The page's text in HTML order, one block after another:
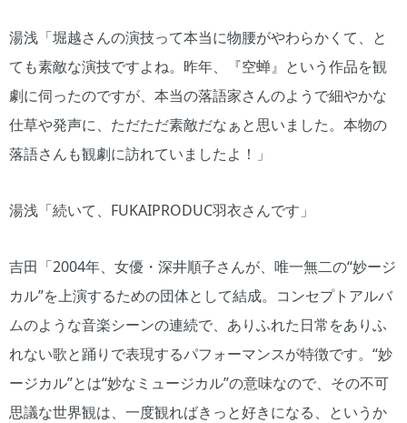
湯浅「堀越さんの演技って本当に物腰がやわらかくて、と
ても素敵な演技ですよね。昨年、『空蝉』という作品を観
劇に伺ったのですが、本当の落語家さんのようで細やかな
仕草や発声に、ただただ素敵だなぁと思いました。本物の
落語さんも観劇に訪れていましたよ！」
湯浅「続いて、FUKAIPRODUC羽衣さんです」
吉田「2004年、女優・深井順子さんが、唯一無二の“妙ージ
カル”を上演するための団体として結成。コンセプトアルバ
ムのような音楽シーンの連続で、ありふれた日常をありふ
れない歌と踊りで表現するパフォーマンスが特徴です。“妙
ージカル”とは“妙なミュージカル”の意味なので、その不可
思議な世界観は、一度観ればきっと好きになる、というか